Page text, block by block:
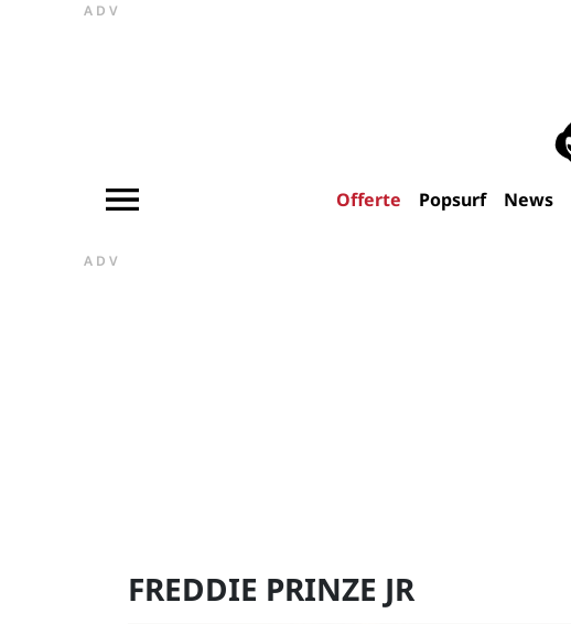
ADV
Offerte Popsurf News
ADV
FREDDIE PRINZE JR